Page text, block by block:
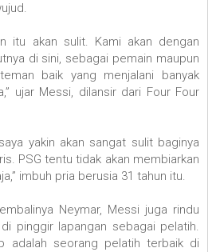
itu akan sulit. Kami akan dengan
di sini, sebagai pemain maupun
baik yang menjalani banyak
ujar Messi, dilansir dari Four Four
yakin akan sangat sulit baginya
PSG tentu tidak akan membiarkan
imbuh pria berusia 31 tahun itu.
Neymar, Messi juga rindu
pinggir lapangan sebagai pelatih.
adalah seorang pelatih terbaik di